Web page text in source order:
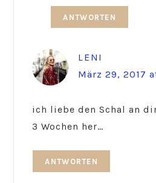
ANTWORTEN
LENI
März 29, 2017
ich liebe den Schal an
3 Wochen her…
ANTWORTEN